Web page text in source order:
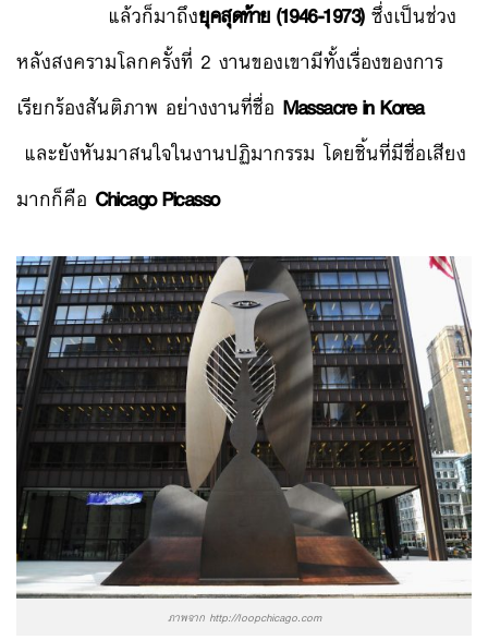
แล้วก็มาถึงยุคสุดท้าย (1946-1973)ซึ่งเป็นช่วง
หลังสงครามโลกครั้งที่ 2 งานของเขามีทั้งเรื่องของการ
เรียกร้องสันติภาพ อย่างงานที่ชื่อ Massacre in Korea
และยังหันมาสนใจในงานปฏิมากรรม โดยชิ้นที่มีชื่อเสียง
มากก็คือ Chicago Picasso
ภาพจาก http://loopchicago.com